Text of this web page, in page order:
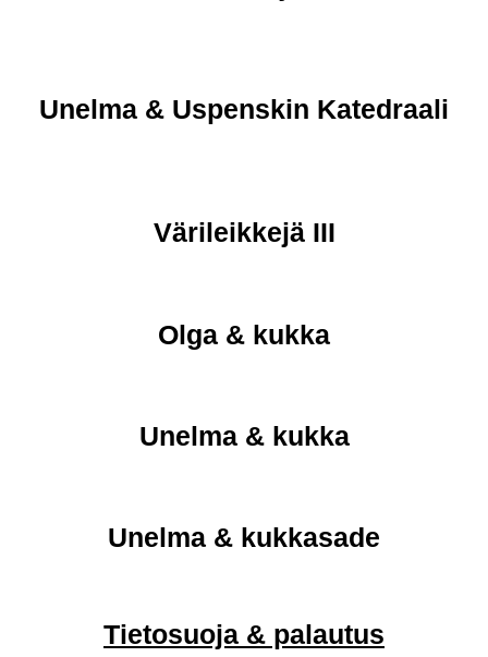
Unelma & Uspenskin Katedraali
Värileikkejä III
Olga & kukka
Unelma & kukka
Unelma & kukkasade
Tietosuoja & palautus